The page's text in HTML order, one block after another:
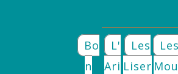
Bo
N
L'
Ari
Les
Liser
Les
Mou